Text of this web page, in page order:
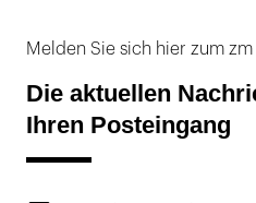
Melden Sie sich hier zum
Die aktuellen
Ihren Posteingang